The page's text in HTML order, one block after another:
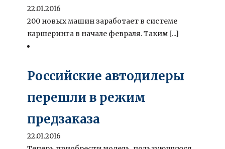
22.01.2016
200 новых машин заработает в системе
каршеринга в начале февраля. Таким [...]
Российские автодилеры
перешли в режим
предзаказа
22.01.2016